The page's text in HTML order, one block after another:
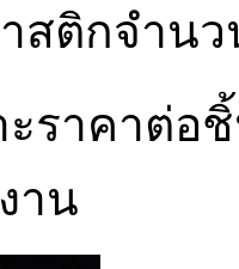
สติกจำน
ะราคาต่
าน